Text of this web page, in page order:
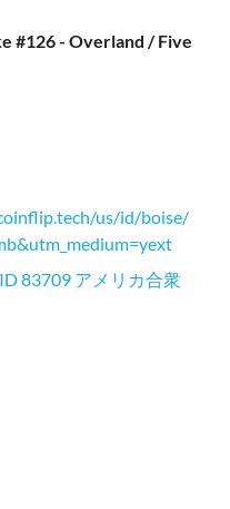
#126 - Overland / Five
us/id/boise/
83709 アメリカ合衆